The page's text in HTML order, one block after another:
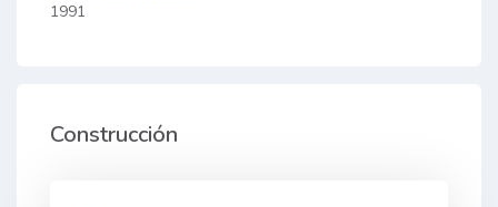
1991
Construcción